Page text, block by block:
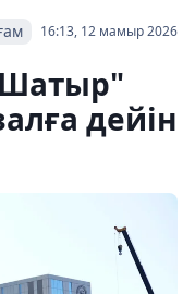
16:13, 12 мамыр 2026
Шатыр"
дейін